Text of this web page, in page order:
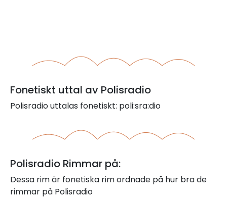
Fonetiskt uttal av Polisradio
Polisradio uttalas fonetiskt: poli:sra:dio
Polisradio Rimmar på:
Dessa rim är fonetiska rim ordnade på hur bra de
rimmar på Polisradio